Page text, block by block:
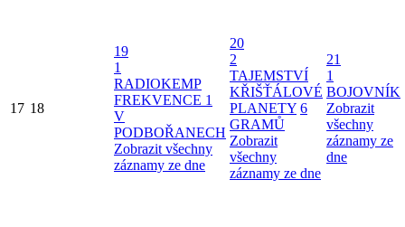
17 18
19
1
RADIOKEMP
FREKVENCE 1
V
PODBOŘANECH
Zobrazit všechny
záznamy ze dne
20
2
TAJEMSTVÍ
KŘIŠŤÁLOVÉ
PLANETY 6
GRAMŮ
Zobrazit
všechny
záznamy ze dne
21
1
BOJOVNÍK
Zobrazit
všechny
záznamy ze
dne